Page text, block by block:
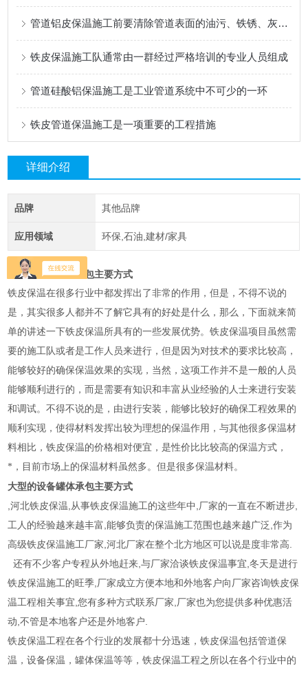
管道铝皮保温施工前要清除管道表面的油污、铁锈、灰尘等杂物
铁皮保温施工队通常由一群经过严格培训的专业人员组成
管道硅酸铝保温施工是工业管道系统中不可少的一环
铁皮管道保温施工是一项重要的工程措施
详细介绍
品牌 其他品牌
应用领域 环保,石油,建材/家具
大型的设备罐体承包主要方式
铁皮保温在很多行业中都发挥出了非常的作用，但是，不得不说的
是，其实很多人都并不了解它具有的好处是什么，那么，下面就来简
单的讲述一下铁皮保温所具有的一些发展优势。铁皮保温项目虽然需
要的施工队或者是工作人员来进行，但是因为对技术的要求比较高，
能够较好的确保保温效果的实现，当然，这项工作并不是一般的人员
能够顺利进行的，而是需要有知识和丰富从业经验的人士来进行安装
和调试。不得不说的是，由进行安装，能够比较好的确保工程效果的
顺利实现，使得材料发挥出较为理想的保温作用，与其他很多保温材
料相比，铁皮保温的价格相对便宜，是性价比比较高的保温方式，
*，目前市场上的保温材料虽然多。但是很多保温材料。
大型的设备罐体承包主要方式
,河北铁皮保温,从事铁皮保温施工的这些年中,厂家的一直在不断进步,
工人的经验越来越丰富,能够负责的保温施工范围也越来越广泛,作为
高级铁皮保温施工厂家,河北厂家在整个北方地区可以说是度非常高.
还有不少客户专程从外地赶来,与厂家洽谈铁皮保温事宜,冬天是进行
铁皮保温施工的旺季,厂家成立方便本地和外地客户向厂家咨询铁皮保
温工程相关事宜,您有多种方式联系厂家,厂家也为您提供多种优惠活
动,不管是本地客户还是外地客户.
铁皮保温工程在各个行业的发展都十分迅速，铁皮保温包括管道保
温，设备保温，罐体保温等等，铁皮保温工程之所以在各个行业中的